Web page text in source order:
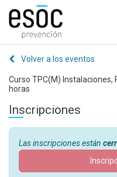
Volver a los eventos
Curso TPC(M)
horas
Inscripciones
Las inscripciones están